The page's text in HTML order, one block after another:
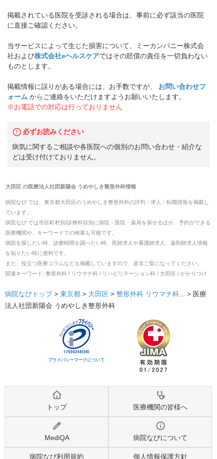
掲載されている医院を受診される場合は、事前に必ず該当の医院
に直接ご確認ください。
当サービスによって生じた損害について、ミーカンパニー株式会
社および株式会社eヘルスケアではその賠償の責任を一切負わない
ものとします。
掲載情報に誤りがある場合には、お手数ですが、
お問い合わせフ
ォーム からご連絡をいただけますようお願いいたします。
※お電話での対応は行っておりません
必ずお読みください
病気に関するご相談や各医院への個別のお問い合わせ・紹介な
どは受け付けておりません。
大田区の医療法人社団新陽会 うめやしき整形外科情報
病院なび では、 東京都大田区のうめやしき整形外科の評判・求人・転職情報を掲載し
ています。
病院なび では市区町村別/診療科目別に病院・医院・薬局を探せるほか、予約ができる
医療機関や、キーワードでの検索も可能です。
病院を探したい時、診療時間を調べたい時、医師求人や看護師求人、薬剤師求人情報
を知りたい時に便利です。
また、役立つ医療コラムなども掲載していますので、是非ご覧になってください。
関連キーワード: 整形外科 / リウマチ科 / リハビリテーション科 / 大田区 / かかりつけ
病院なびトップ > 東京都 > 大田区 > 整形外科 リウマチ科... > 医療
法人社団新陽会 うめやしき整形外科
プライバシーマークについて
トップ 医療機関の皆様へ
MediQA 病院なびについて
病院なび利用規約 個人情報保護方針